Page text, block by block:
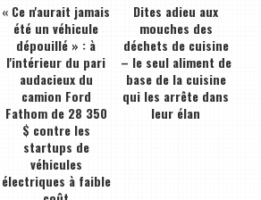
« Ce n'aurait jamais
été un véhicule
dépouillé » : à
l'intérieur du pari
audacieux du
camion Ford
Fathom de 28 350
$ contre les
startups de
véhicules
électriques à faible
Dites adieu aux
mouches des
déchets de cuisine
– le seul aliment de
base de la cuisine
qui les arrête dans
leur élan